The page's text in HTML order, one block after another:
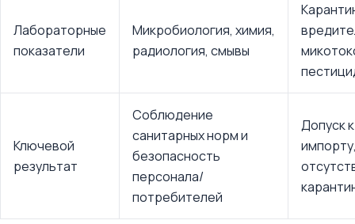
Лабораторные
показатели
Микробиология, химия,
радиология, смывы
Ключевой
результат
Соблюдение
санитарных норм и
безопасность
персонала/
потребителей
Допуск